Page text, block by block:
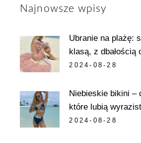
Najnowsze wpisy
Ubranie na plażę:
klasą, z dbałością
2024-08-28
Niebieskie bikini –
które lubią
2024-08-28